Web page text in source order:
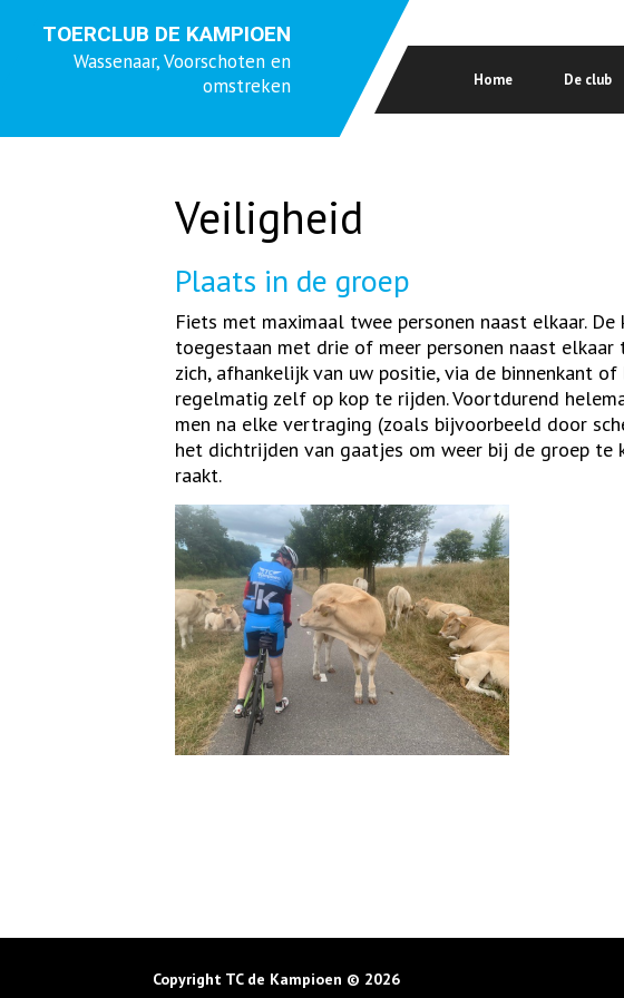
TOERCLUB DE KAMPIOEN
Wassenaar, Voorschoten en
omstreken
Home De club
Veiligheid
Plaats in de groep
Fiets met maximaal twee personen naast elkaar.
toegestaan met drie of meer personen naast
zich, afhankelijk van uw positie, via de binnenkant
regelmatig zelf op kop te rijden. Voortdurend
men na elke vertraging (zoals bijvoorbeeld door
het dichtrijden van gaatjes om weer bij de groep te
raakt.
Copyright TC de Kampioen © 2026